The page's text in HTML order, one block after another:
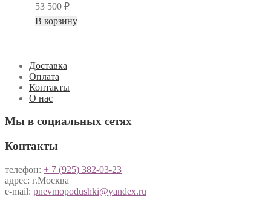
53 500 ₽
В корзину
Доставка
Оплата
Контакты
О нас
Мы в социальных сетях
Контакты
телефон: + 7 (925) 382-03-23
адрес: г.Москва
e-mail: pnevmopodushki@yandex.ru